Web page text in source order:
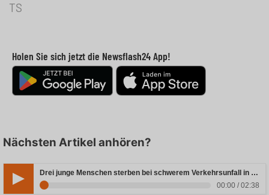
TS
Holen Sie sich jetzt die Newsflash24 App!
Nächsten Artikel anhören?
Drei junge Menschen sterben bei schwerem Verkehrsunfall in Rheinland-Pfalz
00:00 / 02:38